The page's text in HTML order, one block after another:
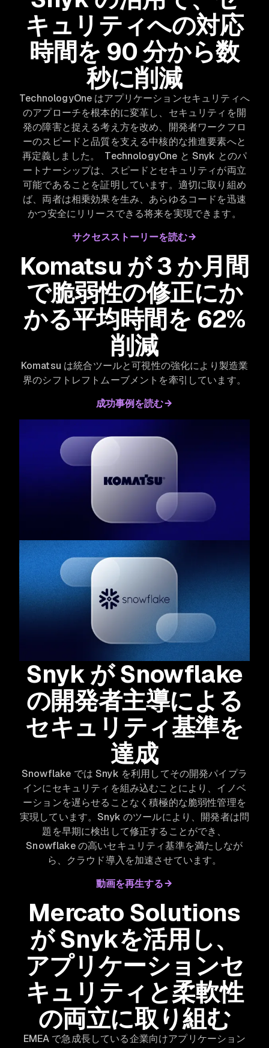
キュリティへの対応
時間を 90 分から数
秒に削減
TechnologyOne はアプリケーションセキュリティへ
のアプローチを根本的に変革し、セキュリティを開
発の障害と捉える考え方を改め、開発者ワークフロ
ーのスピードと品質を支える中核的な推進要素へと
再定義しました。 TechnologyOne と Snyk とのパ
ートナーシップは、スピードとセキュリティが両立
可能であることを証明しています。適切に取り組め
ば、両者は相乗効果を生み、あらゆるコードを迅速
かつ安全にリリースできる将来を実現できます。
サクセスストーリーを読む
Komatsu が 3 か月間
で脆弱性の修正にか
かる平均時間を 62%
削減
Komatsu は統合ツールと可視性の強化により製造業
界のシフトレフトムーブメントを牽引しています。
成功事例を読む
Snyk が Snowflake
の開発者主導による
セキュリティ基準を
達成
Snowflake では Snyk を利用してその開発パイプラ
インにセキュリティを組み込むことにより、イノベ
ーションを遅らせることなく積極的な脆弱性管理を
実現しています。Snyk のツールにより、開発者は問
題を早期に検出して修正することができ、
Snowflake の高いセキュリティ基準を満たしなが
ら、クラウド導入を加速させています。
動画を再生する
Mercato Solutions
が Snykを活用し、
アプリケーションセ
キュリティと柔軟性
の両立に取り組む
EMEA で急成長している企業向けアプリケーション